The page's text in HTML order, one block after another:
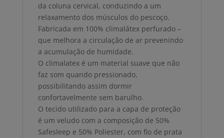
da coluna cervical, conduzindo a um
relaxamento dos músculos do pescoço.
Fabricada em 100% climalátex perfurado –
que melhora a circulação de ar prevenindo
a acumulação de humidade.
O climalatex é um material suave que não
faz som quando pressionado,
possibilitando assim dormir
confortavelmente sem barulho.
O tecido utilizado para a capa de proteção
é um veludo com a composição de 50%
Safesleep e 50% Poliester, com fio de prata